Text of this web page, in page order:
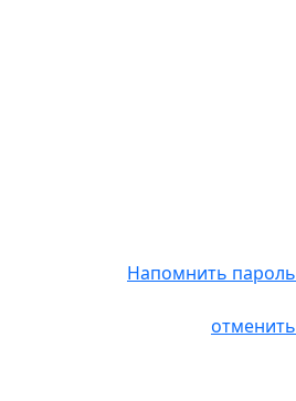
Напомнить пароль
отменить